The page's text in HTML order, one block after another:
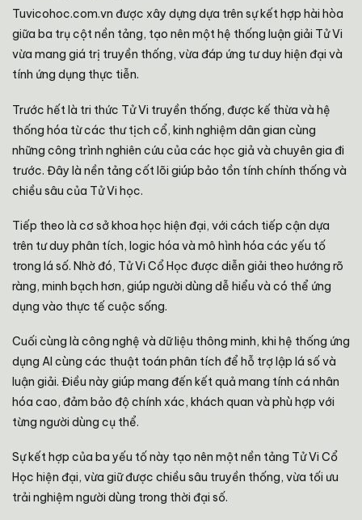
Tuvicohoc.com.vn được xây dựng dựa trên sự kết hợp hài hòa
giữa ba trụ cột nền tảng, tạo nên một hệ thống luận giải Tử Vi
vừa mang giá trị truyền thống, vừa đáp ứng tư duy hiện đại và
tính ứng dụng thực tiễn.
Trước hết là tri thức Tử Vi truyền thống, được kế thừa và hệ
thống hóa từ các thư tịch cổ, kinh nghiệm dân gian cùng
những công trình nghiên cứu của các học giả và chuyên gia đi
trước. Đây là nền tảng cốt lõi giúp bảo tồn tính chính thống và
chiều sâu của Tử Vi học.
Tiếp theo là cơ sở khoa học hiện đại, với cách tiếp cận dựa
trên tư duy phân tích, logic hóa và mô hình hóa các yếu tố
trong lá số. Nhờ đó, Tử Vi Cổ Học được diễn giải theo hướng rõ
ràng, minh bạch hơn, giúp người dùng dễ hiểu và có thể ứng
dụng vào thực tế cuộc sống.
Cuối cùng là công nghệ và dữ liệu thông minh, khi hệ thống ứng
dụng AI cùng các thuật toán phân tích để hỗ trợ lập lá số và
luận giải. Điều này giúp mang đến kết quả mang tính cá nhân
hóa cao, đảm bảo độ chính xác, khách quan và phù hợp với
từng người dùng cụ thể.
Sự kết hợp của ba yếu tố này tạo nên một nền tảng Tử Vi Cổ
Học hiện đại, vừa giữ được chiều sâu truyền thống, vừa tối ưu
trải nghiệm người dùng trong thời đại số.